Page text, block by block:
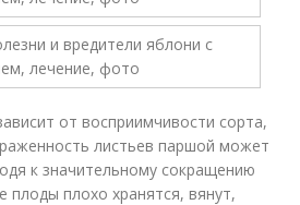
от восприимчивости сорта,
листьев паршой может
к значительному сокращению
плоды плохо хранятся, вянут,